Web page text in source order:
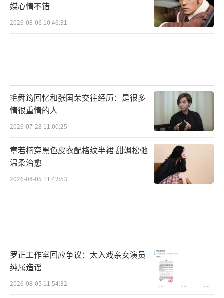
媒心情不错
2026-08-06 10:46:31
毛舜筠回忆和张国荣交往经历：是很多
情很重情的人
2026-07-28 11:00:25
章若楠穿黑色皮衣配格纹半裙 甜飒松弛
温柔治愈
2026-08-05 11:42:53
罗正工作室回应争议：太入戏亲女演员
纯属造谣
2026-08-05 11:54:32